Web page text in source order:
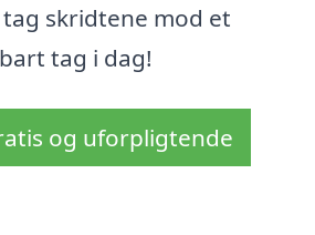
skridtene mod et
tag i dag!
og uforpligtende